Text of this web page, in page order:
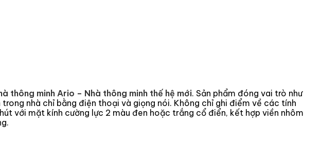
thông minh Ario – Nhà thông minh thế hệ mới. Sản phẩm đóng vai trò như
nhà chỉ bằng điện thoại và giọng nói. Không chỉ ghi điểm về các tính
với mặt kính cường lực 2 màu đen hoặc trắng cổ điển, kết hợp viền nhôm